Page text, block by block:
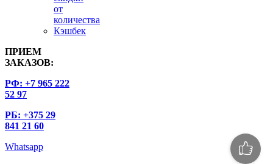
от
количества
Кэшбек
ПРИЕМ
ЗАКАЗОВ:
РФ: +7 965 222
52 97
РБ: +375 29
841 21 60
Whatsapp